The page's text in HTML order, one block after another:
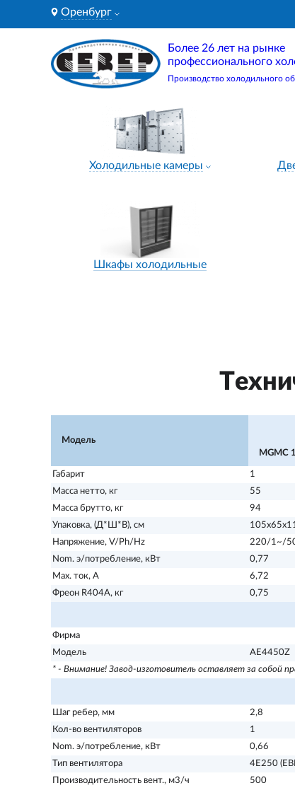
Оренбург
Более 26 лет на рынке
профессионального
Производство холодильного
Холодильные камеры
Шкафы холодильные
Модель
MGMС
Габарит 1
Масса нетто, кг
55
Масса брутто, кг
94
Упаковка, (Д*Ш*В), см
Напряжение, V/Ph/Hz
220/1~/
Nom. э/потребление, кВт
0,77
Max. ток, А
6,72
Фреон R404А, кг
0,75
Фирма
Модель
AE4450Z
* - Внимание! Завод-изготовитель оставляет за собой
Шаг ребер, мм 2,8
Кол-во вентиляторов
1
Nom. э/потребление, кВт
0,66
Тип вентилятора
4Е250
Производительность вент., м3/ч
500